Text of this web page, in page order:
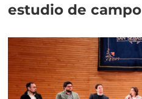
estudio de campo